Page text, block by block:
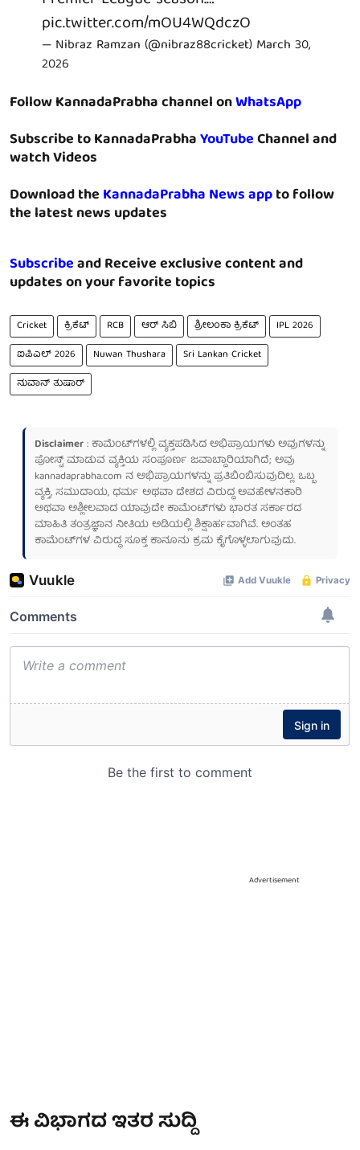
pic.twitter.com/mOU4WQdczO
— Nibraz Ramzan (@nibraz88cricket) March 30,
2026
Follow KannadaPrabha channel onWhatsApp
Subscribe to KannadaPrabhaYouTubeChannel and
watch Videos
Download theKannadaPrabha News appto follow
the latest news updates
Subscribeand Receive exclusive content and
updates on your favorite topics
Cricket ಕ್ರಿಕೆಟ್ RCB ಆರ್ ಸಿಬಿ ಶ್ರೀಲಂಕಾ ಕ್ರಿಕೆಟ್
IPL 2026
ಐಪಿಎಲ್ 2026
Nuwan Thushara
Sri Lankan Cricket
ನುವಾನ್ ತುಷಾರ್
Disclaimer: ಕಾಮೆಂಟ್‌ಗಳಲ್ಲಿ ವ್ಯಕ್ತಪಡಿಸಿದ ಅಭಿಪ್ರಾಯಗಳು ಅವುಗಳನ್ನು
ಪೋಸ್ಟ್ ಮಾಡುವ ವ್ಯಕ್ತಿಯ ಸಂಪೂರ್ಣ ಜವಾಬ್ದಾರಿಯಾಗಿದೆ; ಅವು
kannadaprabha.com ನ ಅಭಿಪ್ರಾಯಗಳನ್ನು ಪ್ರತಿಬಿಂಬಿಸುವುದಿಲ್ಲ. ಒಬ್ಬ
ವ್ಯಕ್ತಿ, ಸಮುದಾಯ, ಧರ್ಮ ಅಥವಾ ದೇಶದ ವಿರುದ್ಧ ಅವಹೇಳನಕಾರಿ
ಅಥವಾ ಅಶ್ಲೀಲವಾದ ಯಾವುದೇ ಕಾಮೆಂಟ್‌ಗಳು ಭಾರತ ಸರ್ಕಾರದ
ಮಾಹಿತಿ ತಂತ್ರಜ್ಞಾನ ನೀತಿಯ ಅಡಿಯಲ್ಲಿ ಶಿಕ್ಷಾರ್ಹವಾಗಿವೆ. ಅಂತಹ
ಕಾಮೆಂಟ್‌ಗಳ ವಿರುದ್ಧ ಸೂಕ್ತ ಕಾನೂನು ಕ್ರಮ ಕೈಗೊಳ್ಳಲಾಗುವುದು.
Advertisement
ಈ ವಿಭಾಗದ ಇತರ ಸುದ್ದಿ